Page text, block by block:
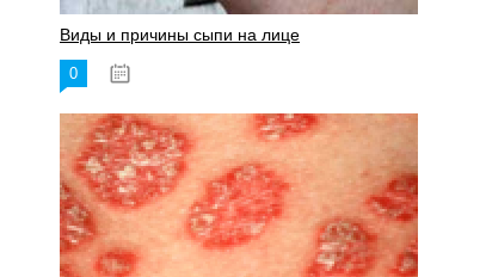
Виды и причины сыпи на лице
0